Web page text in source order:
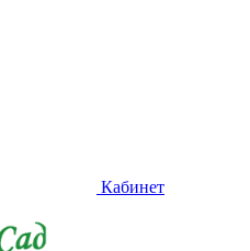
Кабинет